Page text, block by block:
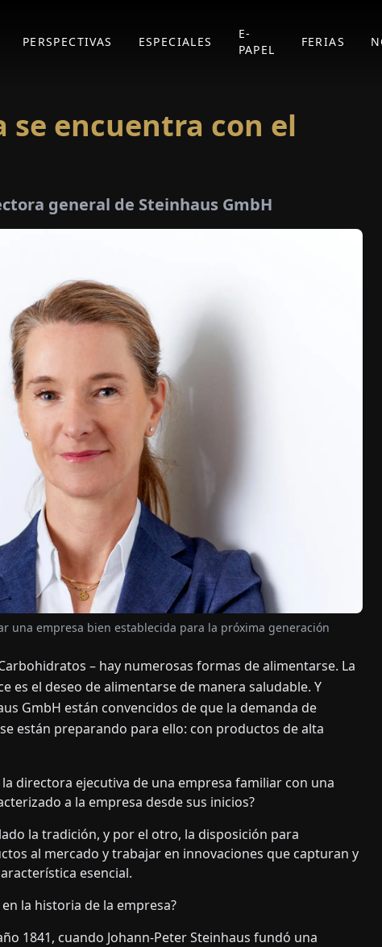
PERSPECTIVAS ESPECIALES
E-
PAPEL
FERIAS
se encuentra con el
general de Steinhaus GmbH
una empresa bien establecida para la próxima generación
– hay numerosas formas de alimentarse. La
es el deseo de alimentarse de manera saludable. Y
GmbH están convencidos de que la demanda de
están preparando para ello: con productos de alta
directora ejecutiva de una empresa familiar con una
a la empresa desde sus inicios?
la tradición, y por el otro, la disposición para
al mercado y trabajar en innovaciones que capturan y
esencial.
la historia de la empresa?
1841, cuando Johann-Peter Steinhaus fundó una